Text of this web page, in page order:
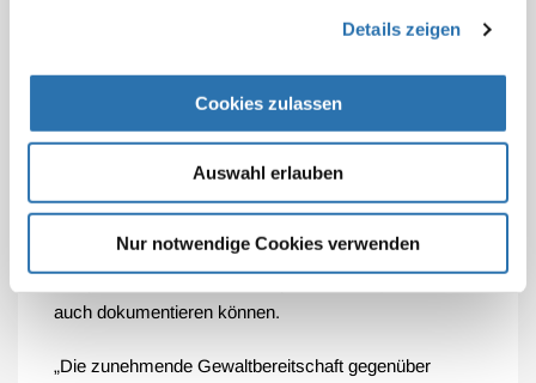
Details zeigen
Cookies zulassen
Auswahl erlauben
Nur notwendige Cookies verwenden
nachkommen. Angriffe auf Ärzte in Kliniken und
Praxen, auf Rettungskräfte und Feuerwehrleute
müssen in der Praxis schärfer bestraft werden.
Gewaltdelikte müssen konsequent und unmittelbar
verfolgt und geahndet werden“, forderte Reinhardt. Er
Meldesystemen für Angriffe auf Einsatzkräfte und
medizinisches Personal, in denen die Betroffenen die
auch dokumentieren können.
„Die zunehmende Gewaltbereitschaft gegenüber